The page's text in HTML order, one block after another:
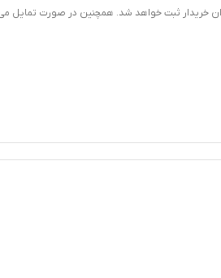
خریدار ثبت خواهد شد. همچنین در صورت تمایل